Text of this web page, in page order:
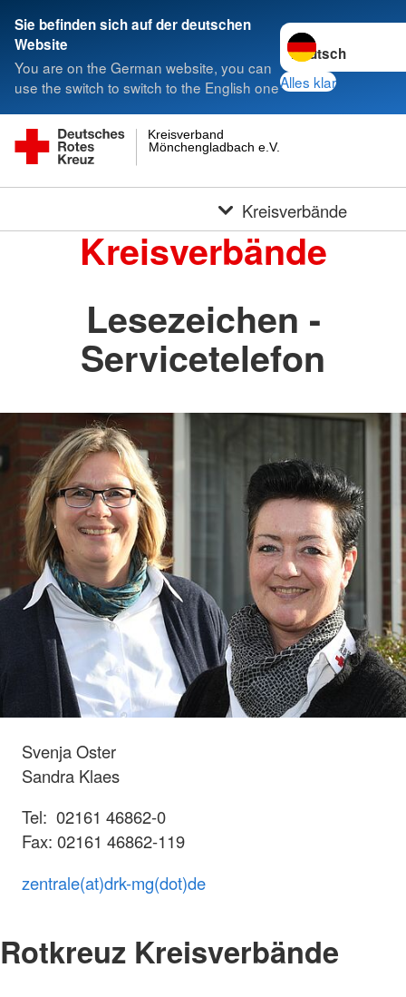
Sie befinden sich auf der deutschen
Website
You are on the German website, you can
use the switch to switch to the English one
Sprache wechseln
Alles klar
Mönchengladbach e.V.
Kreisverband
Kreisverbände
Kreisverbände
Lesezeichen -
Servicetelefon
Svenja Oster
Sandra Klaes
Tel: 02161 46862-0
Fax: 02161 46862-119
zentrale(at)drk-mg(dot)de
Rotkreuz Kreisverbände